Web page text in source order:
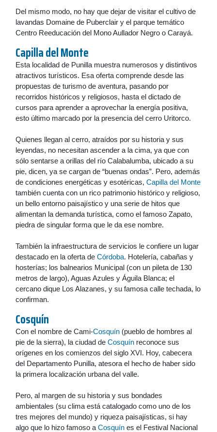
Del mismo modo, no hay que dejar de visitar el cultivo de
lavandas Domaine de Puberclair y el parque temático
Centro Reeducación del Mono Aullador Negro o Carayá.
Capilla del Monte
Esta localidad de Punilla muestra numerosos y distintivos
atractivos turísticos. Esa oferta comprende desde las
propuestas de turismo de aventura, pasando por
recorridos históricos y religiosos, hasta el dictado de
cursos para aprender a aprovechar la energía positiva,
esto último marcado por la presencia del cerro Uritorco.
Quienes llegan al cerro, atraídos por su historia y sus
leyendas, no necesitan ascender a la cima, ya que con
sólo sentarse a orillas del río Calabalumba, ubicado a su
pie, dicen, ya se cargan de “buenas ondas”. Pero, además
de condiciones energéticas y esotéricas, Capilla del Monte
también cuenta con un rico patrimonio histórico y religioso,
un bello entorno paisajístico y una serie de hitos que
alimentan la demanda turística, como el famoso Zapato,
piedra de singular forma que le da ese nombre.
También la infraestructura de servicios le confiere un lugar
destacado en la oferta de Córdoba. Hotelería, cabañas y
hosterías; los balnearios Municipal (con un pileta de 130
metros de largo), Aguas Azules y Águila Blanca; el
cercano dique Los Alazanes, y su famosa calle techada, lo
confirman.
Cosquín
Con el nombre de Cami-Cosquín (pueblo de hombres al
pie de la sierra), la ciudad de Cosquín reconoce sus
orígenes en los comienzos del siglo XVI. Hoy, cabecera
del Departamento Punilla, atesora el hecho de haber sido
la primera localización urbana del valle.
Pero, al margen de su historia y sus bondades
ambientales (su clima está catalogado como uno de los
tres mejores del mundo) y riqueza paisajísticas, si hay
algo que lo hizo famoso a Cosquín es el Festival Nacional